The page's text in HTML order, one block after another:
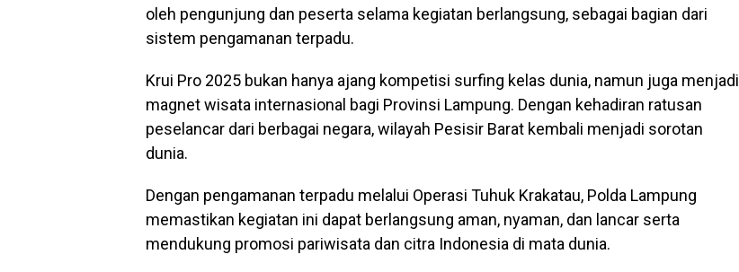
oleh pengunjung dan peserta selama kegiatan berlangsung, sebagai bagian dari
sistem pengamanan terpadu.
Krui Pro 2025 bukan hanya ajang kompetisi surfing kelas dunia, namun juga menjadi
magnet wisata internasional bagi Provinsi Lampung. Dengan kehadiran ratusan
peselancar dari berbagai negara, wilayah Pesisir Barat kembali menjadi sorotan
dunia.
Dengan pengamanan terpadu melalui Operasi Tuhuk Krakatau, Polda Lampung
memastikan kegiatan ini dapat berlangsung aman, nyaman, dan lancar serta
mendukung promosi pariwisata dan citra Indonesia di mata dunia.